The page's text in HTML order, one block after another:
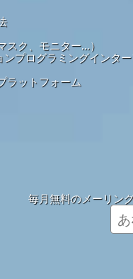
ク、モニター...）
プログラミングインター
ラットフォーム
毎月無料のメーリン